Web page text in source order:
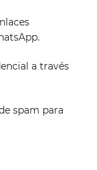
a través
spam para